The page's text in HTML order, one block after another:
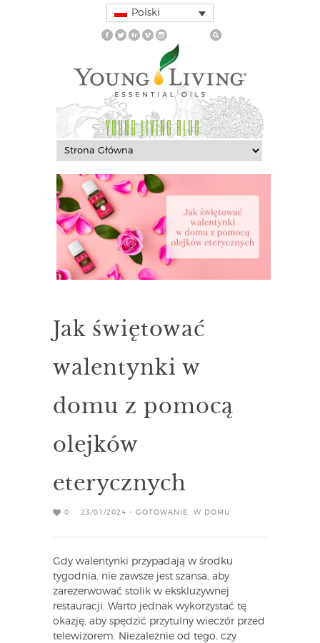
Polski
YOUNG LIVING BLOG
Jak świętować
walentynki w
domu z pomocą
olejków
eterycznych
0 23/01/2024 - GOTOWANIE W DOMU
Gdy walentynki przypadają w środku
tygodnia, nie zawsze jest szansa, aby
zarezerwować stolik w ekskluzywnej
restauracji. Warto jednak wykorzystać tę
okazję, aby spędzić przytulny wieczór przed
telewizorem. Niezależnie od tego, czy